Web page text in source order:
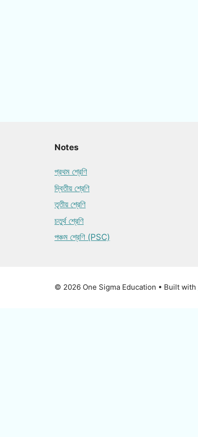
Notes
প্রথম শ্রেণি
দ্বিতীয় শ্রেণি
তৃতীয় শ্রেণি
চতুর্থ শ্রেণি
পঞ্চম শ্রেণি (PSC)
© 2026 One Sigma Education • Built with